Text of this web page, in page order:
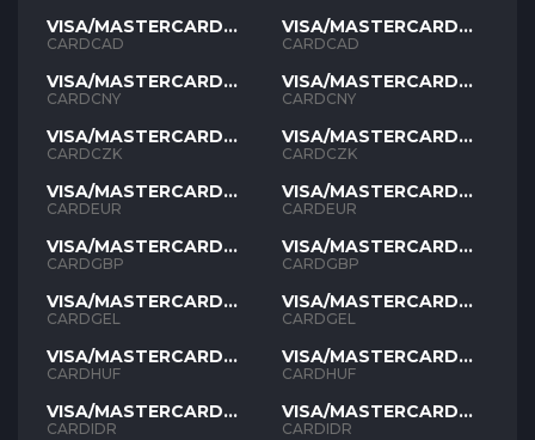
VISA/MASTERCARD
CAD
CARDCAD
VISA/MASTERCARD
CNY
CARDCNY
VISA/MASTERCARD
CZK
CARDCZK
VISA/MASTERCARD
EUR
CARDEUR
VISA/MASTERCARD
GBP
CARDGBP
VISA/MASTERCARD
GEL
CARDGEL
VISA/MASTERCARD
HUF
CARDHUF
VISA/MASTERCARD
IDR
CARDIDR
VISA/MASTERCARD
CAD
CARDCAD
VISA/MASTERCARD
CNY
CARDCNY
VISA/MASTERCARD
CZK
CARDCZK
VISA/MASTERCARD
EUR
CARDEUR
VISA/MASTERCARD
GBP
CARDGBP
VISA/MASTERCARD
GEL
CARDGEL
VISA/MASTERCARD
HUF
CARDHUF
VISA/MASTERCARD
IDR
CARDIDR